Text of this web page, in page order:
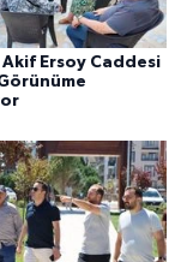
Ersoy Caddesi